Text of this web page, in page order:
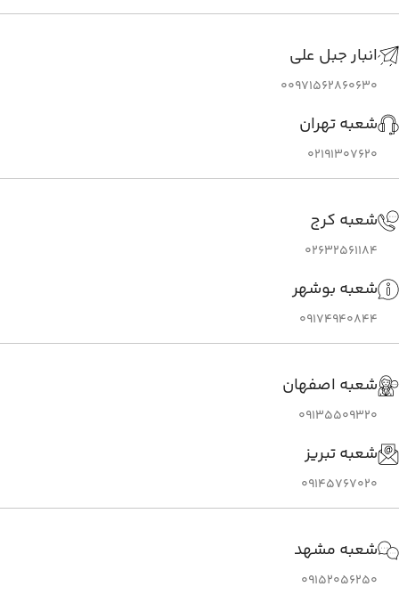
انبار جبل علی
00971562860630
شعبه تهران
02191307620
شعبه کرج
02632561184
شعبه بوشهر
09174940844
شعبه اصفهان
09135509320
شعبه تبریز
09145767020
شعبه مشهد
09152056250